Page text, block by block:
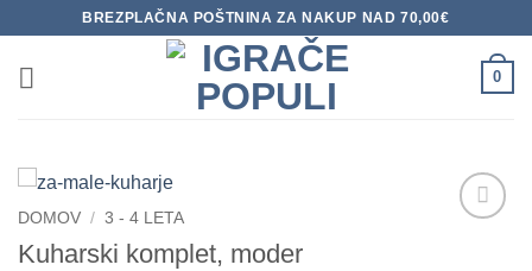
vsebino
BREZPLAČNA POŠTNINA ZA NAKUP NAD 70,00€
0
DOMOV / 3 - 4 LETA
Kuharski komplet, moder